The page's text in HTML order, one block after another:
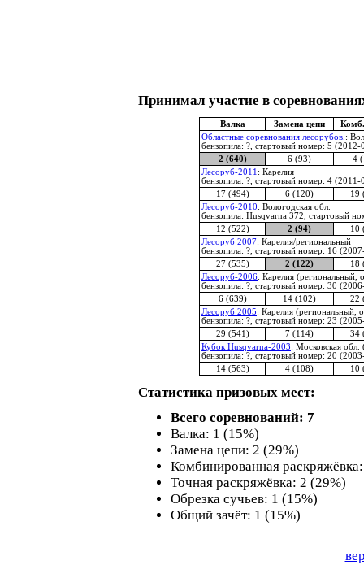
Принимал участие в
Валка Замена цепи
Областные соревнования лесорубов.:
бензопила: ?, стартовый номер: 5
2 (640)
6 (93)
4
Лесоруб-2011: Карелия
бензопила: ?, стартовый номер: 4
17 (494)
6 (120)
19
Лесоруб-2010: Вологодская обл.
бензопила: Husqvarna 372, стартовый
12 (522)
2 (94)
10
Лесоруб 2007: Карелия/региональный
бензопила: ?, стартовый номер: 16
27 (535)
2 (122)
18
Лесоруб-2006: Карелия (региональный,
бензопила: ?, стартовый номер: 30
6 (639)
14 (102)
22
Лесоруб 2005: Карелия (региональный,
бензопила: ?, стартовый номер: 23
29 (541)
7 (114)
34
Кубок Husqvarna-2003: Московская обл.
бензопила: ?, стартовый номер: 20
14 (563)
4 (108) 10
Статистика призовых мест:
Всего соревнований: 7
Валка: 1 (15%)
Замена цепи: 2 (29%)
Комбинированная
Точная раскряжёвка: 2 (29%)
Обрезка сучьев: 1 (15%)
Общий зачёт: 1 (15%)